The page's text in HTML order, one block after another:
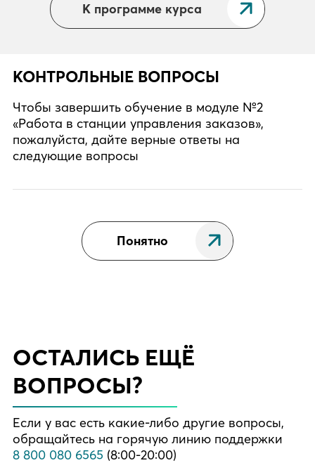
КОНТРОЛЬНЫЕ ВОПРОСЫ
Чтобы завершить обучение в модуле №2
«Работа в станции управления заказов»,
пожалуйста, дайте верные ответы на
следующие вопросы
Понятно
К программе курса
ОСТАЛИСЬ ЕЩЁ
ВОПРОСЫ?
Если у вас есть какие-либо другие вопросы,
обращайтесь на горячую линию поддержки
8 800 080 6565 (8:00-20:00)